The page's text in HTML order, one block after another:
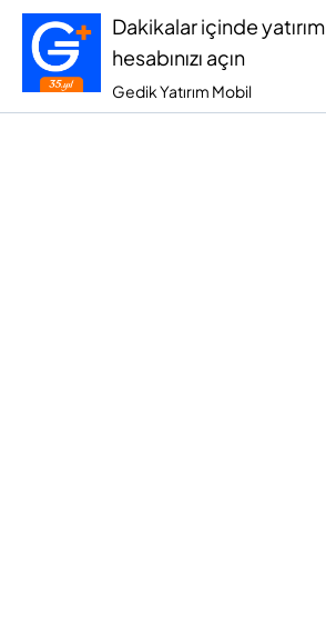
Dakikalar içinde yatırım
hesabınızı açın
Gedik Yatırım Mobil